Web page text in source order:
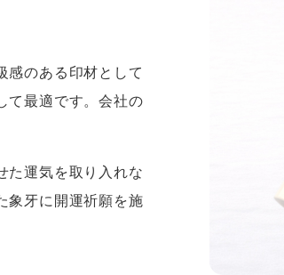
感のある印材として
て最適です。会社の
た運気を取り入れな
象牙に開運祈願を施